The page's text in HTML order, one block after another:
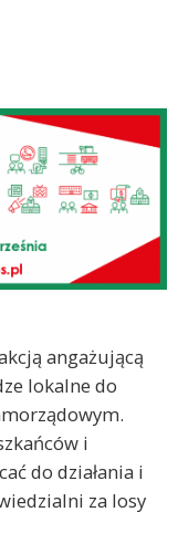
angażującą
lokalne do
i
do działania i
za losy